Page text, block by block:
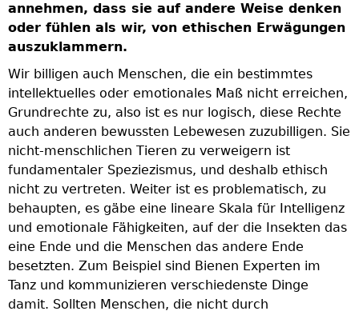
annehmen, dass sie auf andere Weise denken
oder fühlen als wir, von ethischen Erwägungen
auszuklammern.
Wir billigen auch Menschen, die ein bestimmtes
intellektuelles oder emotionales Maß nicht erreichen,
Grundrechte zu, also ist es nur logisch, diese Rechte
auch anderen bewussten Lebewesen zuzubilligen. Sie
nicht-menschlichen Tieren zu verweigern ist
fundamentaler Speziezismus, und deshalb ethisch
nicht zu vertreten. Weiter ist es problematisch, zu
behaupten, es gäbe eine lineare Skala für Intelligenz
und emotionale Fähigkeiten, auf der die Insekten das
eine Ende und die Menschen das andere Ende
besetzten. Zum Beispiel sind Bienen Experten im
Tanz und kommunizieren verschiedenste Dinge
damit. Sollten Menschen, die nicht durch